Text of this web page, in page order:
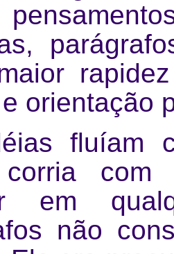
orientação
fluíam
com
em
não